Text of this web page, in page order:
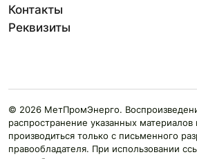
Контакты
Реквизиты
© 2026 МетПромЭнерго.
распространение указанных
производиться только с письменного
правообладателя. При использовании